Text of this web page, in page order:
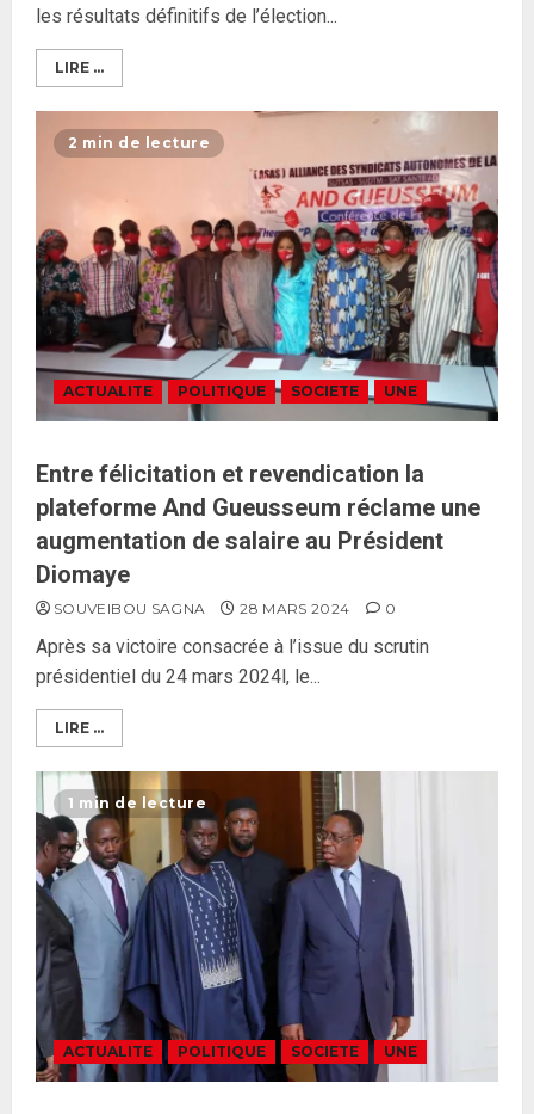
les résultats définitifs de l’élection...
LIRE ...
2 min de lecture
ACTUALITE POLITIQUE SOCIETE UNE
Entre félicitation et revendication la
plateforme And Gueusseum réclame une
augmentation de salaire au Président
Diomaye
SOUVEIBOU SAGNA 28 MARS 2024 0
Après sa victoire consacrée à l’issue du scrutin
présidentiel du 24 mars 2024l, le...
LIRE ...
1 min de lecture
ACTUALITE POLITIQUE SOCIETE UNE
3
garde ses responsables
26 MAI 2026
4
Réintégration de Sonko à
l’Assemblée nationale : Adji
Mergane Kanouté défend la
majorité parlementaire
26 MAI 2026
Guy Marius Sagna inquiet après la